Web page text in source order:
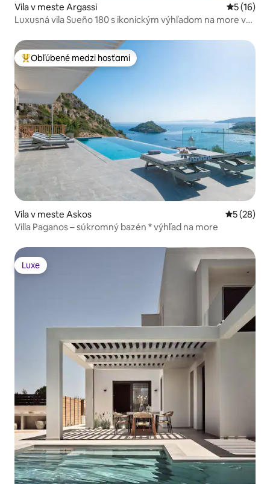
Vila v meste Argassi
5 (16)
Luxusná vila Sueño 180 s ikonickým výhľadom na more v
Najobľúbenejšie medzi hosťami
Obľúbené medzi hosťami
Vila v meste Askos
5 (28)
Villa Paganos – súkromný bazén * výhľad na more
Luxe
Luxe